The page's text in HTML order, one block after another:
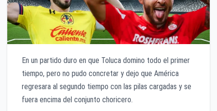
En un partido duro en que Toluca domino todo el primer
tiempo, pero no pudo concretar y dejo que América
regresara al segundo tiempo con las pilas cargadas y se
fuera encima del conjunto choricero.